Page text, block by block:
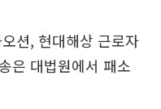
션, 현대해상 근로자
은 대법원에서 패소